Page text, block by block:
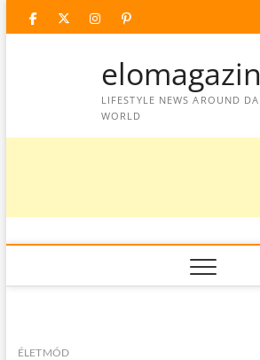
facebooktwitter
instagram
googleplus
pinterest
elomagazin
LIFESTYLE NEWS AROUND DA
WORLD
ÉLETMÓD